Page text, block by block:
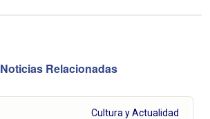
Noticias Relacionadas
Cultura y Actualidad